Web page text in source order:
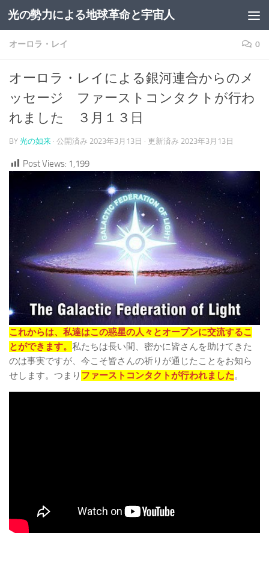
コンテンツへスキップ
光の勢力による地球革命と宇宙人
オーロラ・レイ 0
オーロラ・レイによる銀河連合からのメ
ッセージ ファーストコンタクトが行わ
れました ３月１３日
BY 光の如来 · 公開済み 2023年3月13日 · 更新済み 2023年3月13日
Post Views: 1,199
これからは、私達はこの惑星の人々とオープンに交流するこ
とができます。 私たちは長い間、密かに皆さんを助けてきた
のは事実ですが、今こそ皆さんの祈りが通じたことをお知ら
せします。つまり ファーストコンタクトが行われました。